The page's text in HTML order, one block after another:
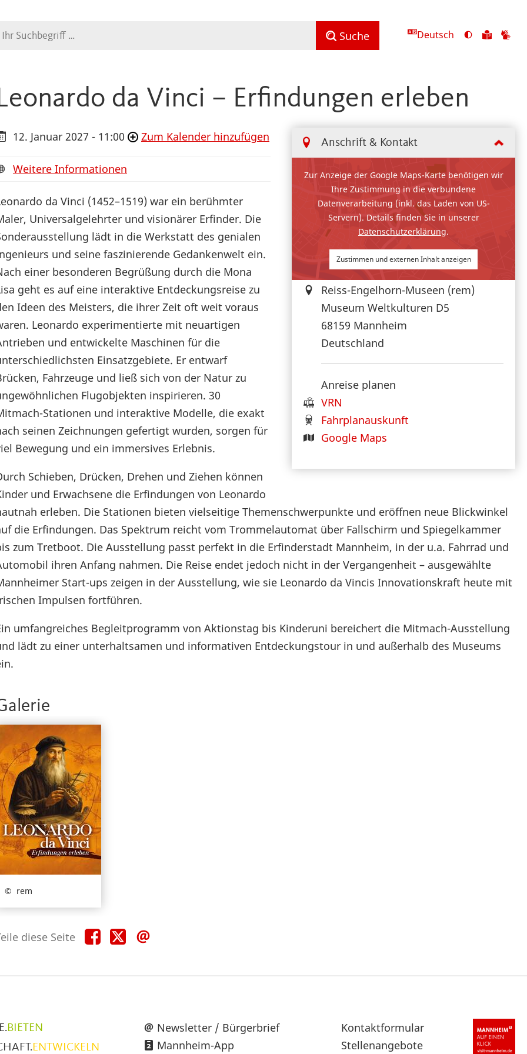
Suche Deutsch
Ansicht
Zu
da Vinci – Erfindungen erleben
Anschrift & Kontakt
Zur Anzeige der Google Maps-Karte benötigen wir
Ihre Zustimmung in die verbundene
Datenverarbeitung (inkl. das Laden von US-
Servern). Details finden Sie in unserer
Datenschutzerklärung.
Zustimmen und externen Inhalt anzeigen
Reiss-Engelhorn-Museen (rem)
Museum Weltkulturen D5
68159 Mannheim
Deutschland
Anreise planen
VRN
Fahrplanauskunft
Google Maps
12. Januar 2027 - 11:00 Zum Kalender hinzufügen
Weitere Informationen
da Vinci (1452–1519) war ein berühmter
Universalgelehrter und visionärer Erfinder. Die
lädt in die Werkstatt des genialen
und seine faszinierende Gedankenwelt ein.
einer besonderen Begrüßung durch die Mona
geht es auf eine interaktive Entdeckungsreise zu
Ideen des Meisters, die ihrer Zeit oft weit voraus
Leonardo experimentierte mit neuartigen
und entwickelte Maschinen für die
Einsatzgebiete. Er entwarf
Fahrzeuge und ließ sich von der Natur zu
Flugobjekten inspirieren. 30
Stationen und interaktive Modelle, die exakt
seinen Zeichnungen gefertigt wurden, sorgen für
Bewegung und ein immersives Erlebnis.
Schieben, Drücken, Drehen und Ziehen können
und Erwachsene die Erfindungen von Leonardo
erleben. Die Stationen bieten vielseitige Themenschwerpunkte und eröffnen neue Blickwinkel
die Erfindungen. Das Spektrum reicht vom Trommelautomat über Fallschirm und Spiegelkammer
zum Tretboot. Die Ausstellung passt perfekt in die Erfinderstadt Mannheim, in der u.a. Fahrrad und
ihren Anfang nahmen. Die Reise endet jedoch nicht in der Vergangenheit – ausgewählte
Start-ups zeigen in der Ausstellung, wie sie Leonardo da Vincis Innovationskraft heute mit
Impulsen fortführen.
umfangreiches Begleitprogramm von Aktionstag bis Kinderuni bereichert die Mitmach-Ausstellung
lädt zu einer unterhaltsamen und informativen Entdeckungstour in und außerhalb des Museums
rem
diese Seite Teile
diese
Teile
diese
BIETEN
ENTWICKELN
Newsletter / Bürgerbrief
Mannheim-App
Sekundärnavigation
im
Kontaktformular
Stellenangebote